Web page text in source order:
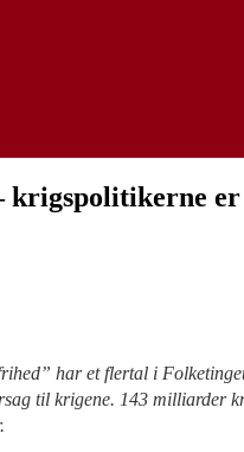
krigspolitikerne
har et flertal i
til krigene. 143 milliarder